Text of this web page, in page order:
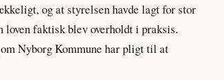
og at styrelsen havde lagt for stor
loven faktisk blev overholdt i praksis.
Nyborg Kommune har pligt til at